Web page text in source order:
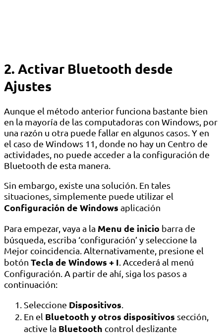
2. Activar Bluetooth desde
Ajustes
Aunque el método anterior funciona bastante bien
en la mayoría de las computadoras con Windows, por
una razón u otra puede fallar en algunos casos. Y en
el caso de Windows 11, donde no hay un Centro de
actividades, no puede acceder a la configuración de
Bluetooth de esta manera.
Sin embargo, existe una solución. En tales
situaciones, simplemente puede utilizar el
Configuración de Windows aplicación
Para empezar, vaya a la Menu de inicio barra de
búsqueda, escriba ‘configuración’ y seleccione la
Mejor coincidencia. Alternativamente, presione el
botón Tecla de Windows + I. Accederá al menú
Configuración. A partir de ahí, siga los pasos a
continuación:
Seleccione Dispositivos.
En el Bluetooth y otros dispositivos sección,
active la Bluetooth control deslizante